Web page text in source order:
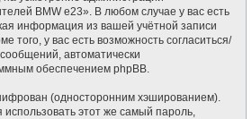
BMW e23». В любом случае у вас есть
информация из вашей учётной записи
того, у вас есть возможность согласиться/
автоматически
обеспечением phpBB.
(односторонним хэшированием).
этот же самый пароль,